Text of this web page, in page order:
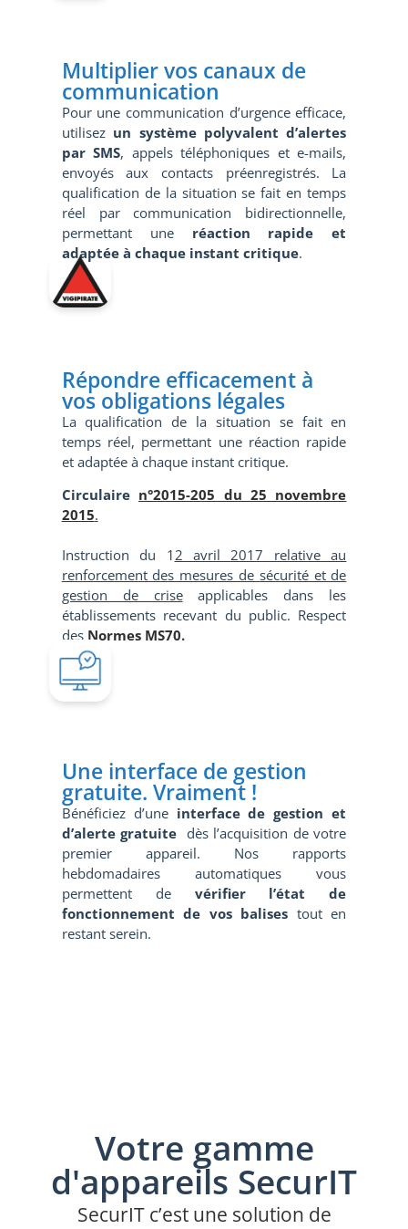
Multiplier vos canaux de
communication
Pour une communication d’urgence efficace,
utilisez un système polyvalent d’alertes
par SMS, appels téléphoniques et e-mails,
envoyés aux contacts préenregistrés. La
qualification de la situation se fait en temps
réel par communication bidirectionnelle,
permettant une réaction rapide et
adaptée à chaque instant critique.
Répondre efficacement à
vos obligations légales
La qualification de la situation se fait en
temps réel, permettant une réaction rapide
et adaptée à chaque instant critique.
Circulaire n°2015-205 du 25 novembre
2015.
Instruction du 1 2 avril 2017 relative au
renforcement des mesures de sécurité et de
gestion de criseapplicables dans les
établissements recevant du public. Respect
des Normes MS70.
Une interface de gestion
gratuite. Vraiment !
Bénéficiez d’une interface de gestion et
d’alerte gratuite dès l’acquisition de votre
premier appareil. Nos rapports
hebdomadaires automatiques vous
permettent de vérifier l’état de
fonctionnement de vos balises tout en
restant serein.
Votre gamme
d'appareils SecurIT
SecurIT c’est une solution de